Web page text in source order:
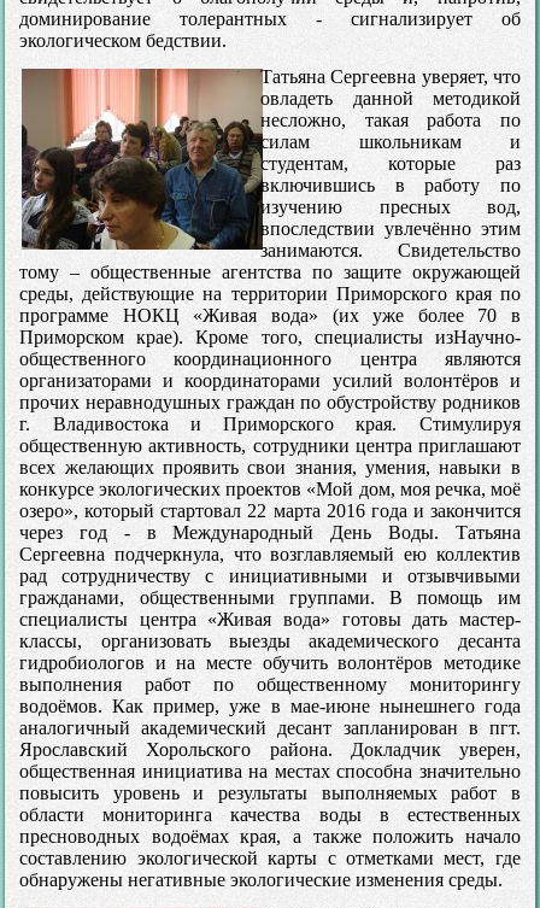
доминирование толерантных - сигнализирует об
экологическом бедствии.
Татьяна Сергеевна уверяет, что
овладеть данной методикой
несложно, такая работа по
силам школьникам и
студентам, которые раз
включившись в работу по
изучению пресных вод,
впоследствии увлечённо этим
занимаются. Свидетельство
тому – общественные агентства по защите окружающей
среды, действующие на территории Приморского края по
программе НОКЦ «Живая вода» (их уже более 70 в
Приморском крае). Кроме того, специалисты изНаучно-
общественного координационного центра являются
организаторами и координаторами усилий волонтёров и
прочих неравнодушных граждан по обустройству родников
г. Владивостока и Приморского края. Стимулируя
общественную активность, сотрудники центра приглашают
всех желающих проявить свои знания, умения, навыки в
конкурсе экологических проектов «Мой дом, моя речка, моё
озеро», который стартовал 22 марта 2016 года и закончится
через год - в Международный День Воды. Татьяна
Сергеевна подчеркнула, что возглавляемый ею коллектив
рад сотрудничеству с инициативными и отзывчивыми
гражданами, общественными группами. В помощь им
специалисты центра «Живая вода» готовы дать мастер-
классы, организовать выезды академического десанта
гидробиологов и на месте обучить волонтёров методике
выполнения работ по общественному мониторингу
водоёмов. Как пример, уже в мае-июне нынешнего года
аналогичный академический десант запланирован в пгт.
Ярославский Хорольского района. Докладчик уверен,
общественная инициатива на местах способна значительно
повысить уровень и результаты выполняемых работ в
области мониторинга качества воды в естественных
пресноводных водоёмах края, а также положить начало
составлению экологической карты с отметками мест, где
обнаружены негативные экологические изменения среды.